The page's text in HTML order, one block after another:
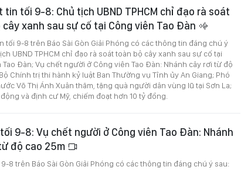
tin tối 9-8: Chủ tịch UBND TPHCM chỉ đạo rà soát
xanh sau sự cố tại Công viên Tao Đàn
tối 9-8 trên Báo Sài Gòn Giải Phóng có các thông tin đáng chú ý
UBND TPHCM chỉ đạo rà soát toàn bộ cây xanh sau sự cố tại
Tao Đàn; Vụ chết người ở Công viên Tao Đàn: Nhánh cây rơi từ độ
Chính trị thi hành kỷ luật Ban Thường vụ Tỉnh ủy An Giang; Phó
Võ Thị Ánh Xuân thăm, tặng quà người dân vùng lũ tại Sơn La;
và định cư Mỹ, chiếm đoạt hơn 10 tỷ đồng.
9-8: Vụ chết người ở Công viên Tao Đàn: Nhánh
độ cao 25m
8 trên Báo Sài Gòn Giải Phóng có các thông tin đáng chú ý sau: